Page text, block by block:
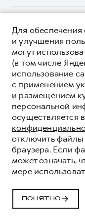
Система
Сервис для
HAVAL Лизинг
Автомобильные
Коллекция PRO
Коллекция Базовая
Коллекция Детская
Мобильное
Программа
Руководства по
Подписки
Автомобильные
Коллекция PRO
Коллекция Базовая
Коллекция Детская
ЦЕНЫ И ВЫГОДЫ
ЮРИДИЧЕСКАЯ
Вся представленная
автомобилей и
информационный
Все цены, указанные
характер и являются
розничными ценами по
Волл Мотор Рус»). Для
просьба обращаться к
«Грейт Волл Мотор
511-59-86, либо на
информация может
****На некоторых
система / устройство
(блок ЭРА-ГЛОНАСС).
Показать все
© 2026 ООО «Грейт
© 2026 ООО «УК
Политика
Юридическая
Сделано в ПЕРКС
Для
и улучшения
могут
(в том числе
использование
с применением
и размещением
персональной
осуществляется
отключить файлы
браузера. Если
может означать,
мере
ПОНЯТНО